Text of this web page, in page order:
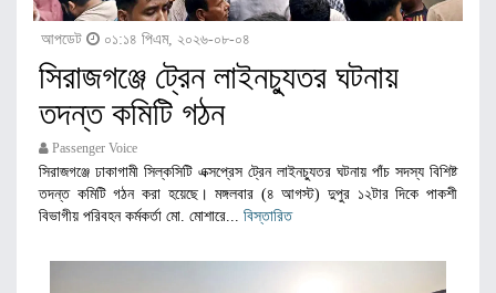
আপডেট ০১:১৪ পিএম, ২০২৬-০৮-০৪
সিরাজগঞ্জে ট্রেন লাইনচ্যুতর ঘটনায়
তদন্ত কমিটি গঠন
Passenger Voice
সিরাজগঞ্জে ঢাকাগামী সিল্কসিটি এক্সপ্রেস ট্রেন লাইনচ্যুতর ঘটনায় পাঁচ সদস্য বিশিষ্ট
তদন্ত কমিটি গঠন করা হয়েছে। মঙ্গলবার (৪ আগস্ট) দুপুর ১২টার দিকে পাকশী
বিভাগীয় পরিবহন কর্মকর্তা মো. মোশারে... বিস্তারিত